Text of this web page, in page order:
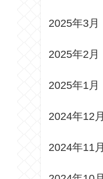
2025年3月
2025年2月
2025年1月
2024年12月
2024年11月